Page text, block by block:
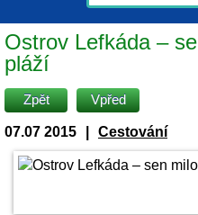
Ostrov Lefkáda –
pláží
Zpět Vpřed
07.07 2015 Cestování